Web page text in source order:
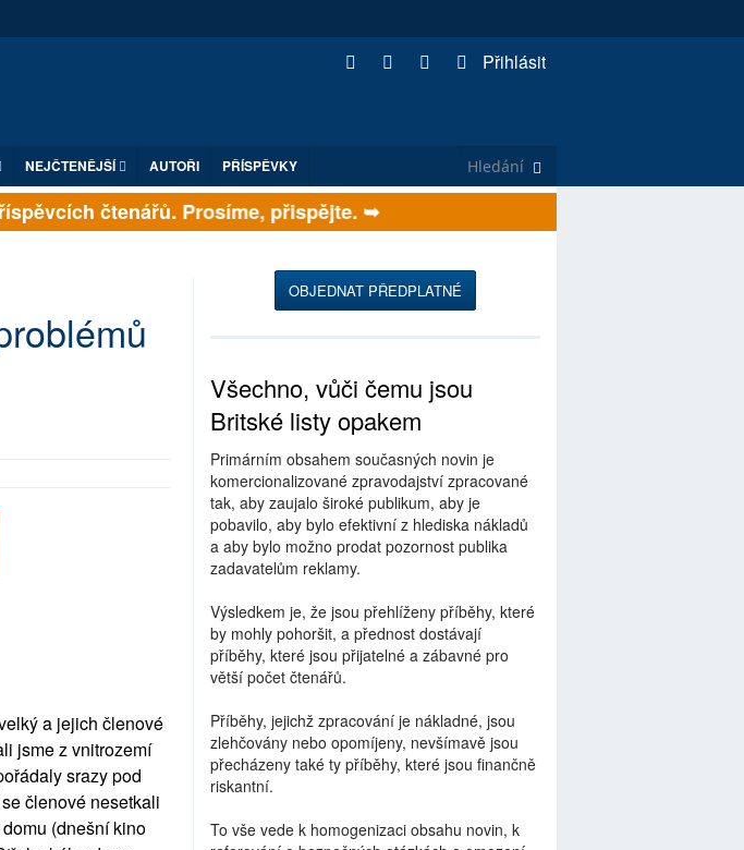
Přihlásit
NEJČTENĚJŠÍ AUTOŘI PŘÍSPĚVKY
čtenářů. Prosíme, přispějte. ➥
a jejich členové
jsme z vnitrozemí
srazy pod
členové nesetkali
(dnešní kino
OBJEDNAT PŘEDPLATNÉ
Všechno, vůči čemu jsou
Britské listy opakem
Primárním obsahem současných novin je
komercionalizované zpravodajství zpracované
tak, aby zaujalo široké publikum, aby je
pobavilo, aby bylo efektivní z hlediska nákladů
a aby bylo možno prodat pozornost publika
zadavatelům reklamy.
Výsledkem je, že jsou přehlíženy příběhy, které
by mohly pohoršit, a přednost dostávají
příběhy, které jsou přijatelné a zábavné pro
větší počet čtenářů.
Příběhy, jejichž zpracování je nákladné, jsou
zlehčovány nebo opomíjeny, nevšímavě jsou
přecházeny také ty příběhy, které jsou finančně
riskantní.
To vše vede k homogenizaci obsahu novin, k